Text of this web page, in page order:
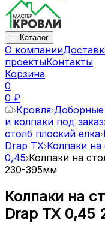
Каталог
О компании
проектыКонтакты
Корзина
0
0 ₽
Кровля
и колпаки под заказ
столб плоский елка
Drap TX Колпаки на
0,45 Колпаки на
230-395мм
Колпаки на
Drap TX